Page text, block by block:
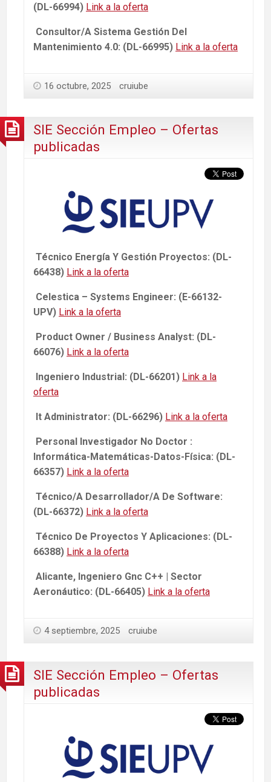
(DL-66994) Link a la oferta
Consultor/A Sistema Gestión Del
Mantenimiento 4.0: (DL-66995) Link a la oferta
16 octubre, 2025 cruiube
SIE Sección Empleo – Ofertas
publicadas
Técnico Energía Y Gestión Proyectos: (DL-
66438) Link a la oferta
Celestica – Systems Engineer: (E-66132-
UPV) Link a la oferta
Product Owner / Business Analyst: (DL-
66076) Link a la oferta
Ingeniero Industrial: (DL-66201) Link a la
oferta
It Administrator: (DL-66296) Link a la oferta
Personal Investigador No Doctor :
Informática-Matemáticas-Datos-Física: (DL-
66357) Link a la oferta
Técnico/A Desarrollador/A De Software:
(DL-66372) Link a la oferta
Técnico De Proyectos Y Aplicaciones: (DL-
66388) Link a la oferta
Alicante, Ingeniero Gnc C++ | Sector
Aeronáutico: (DL-66405) Link a la oferta
4 septiembre, 2025 cruiube
SIE Sección Empleo – Ofertas
publicadas